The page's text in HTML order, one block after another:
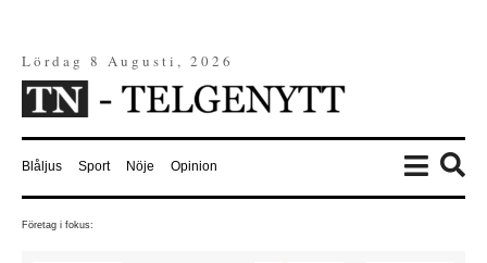
Lördag 8 Augusti, 2026
Blåljus Sport Nöje Opinion
Företag i fokus: